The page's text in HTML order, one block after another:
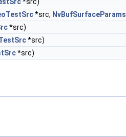
*src, NvBufSurfaceParams
*src)
*src)
*src)